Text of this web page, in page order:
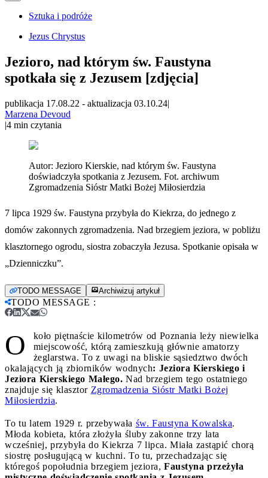
Sztuka i podróże
Jezus Chrystus
Jezioro, nad którym św. Faustyna
spotkała się z Jezusem [zdjęcia]
publikacja 17.08.22 - aktualizacja 03.10.24|
Marzena Devoud
|4 min czytania
Autor: Jezioro Kierskie, nad którym św. Faustyna
doświadczyła spotkania z Jezusem. Fot. archiwum
Zgromadzenia Sióstr Matki Bożej Miłosierdzia
7 lipca 1929 św. Faustyna przybyła do Kiekrza, do jednego z
domów zakonnych zgromadzenia. Nad brzegiem jeziora, w pobliżu
klasztornego ogrodu, siostra zobaczyła Jezusa. Spotkanie opisała w
„Dzienniczku”.
TODO MESSAGE Archiwizuj artykuł
TODO MESSAGE :
O
koło piętnaście kilometrów od Poznania leży niewielka
miejscowość, którą zamieszkują głównie amatorzy
żeglarstwa. To z uwagi na bliskie sąsiedztwo dwóch
okalających ją zbiorników wodnych: Jeziora Kierskiego i
Jeziora Kierskiego Małego. Nad brzegiem tego ostatniego
znajduje się klasztor Zgromadzenia Sióstr Matki Bożej
Miłosierdzia.
To tu latem 1929 r. przebywała św. Faustyna Kowalska.
Młoda kobieta, która złożyła śluby zakonne trzy lata
wcześniej, przybyła do Kiekrza 7 lipca. Miała zastąpić chorą
siostrę posługującą w kuchni. To tu, przechadzając się
któregoś popołudnia brzegiem jeziora, Faustyna przeżyła